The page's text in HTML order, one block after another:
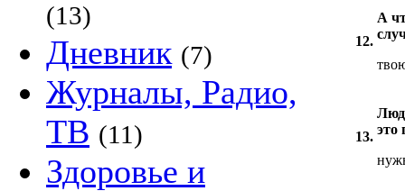
(13)
Дневник (7)
Журналы, Радио,
ТВ (11)
Здоровье и
12.
А
13. это